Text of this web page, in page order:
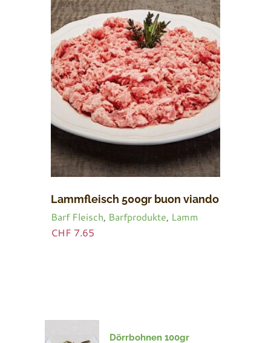
Lammfleisch 500gr buon viando
Barf Fleisch, Barfprodukte, Lamm
CHF 7.65
Dörrbohnen 100gr